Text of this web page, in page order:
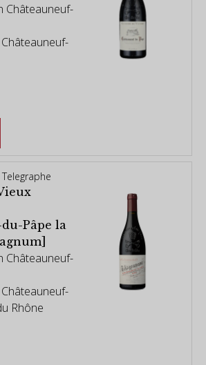
Châteauneuf-
Pâpe la
Châteauneuf-
Rhône